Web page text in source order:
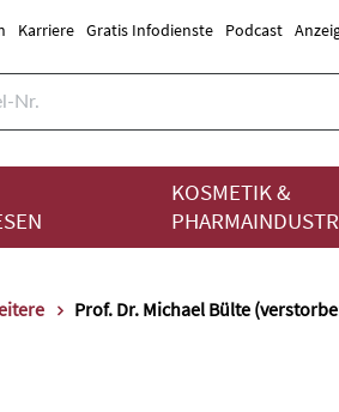
Karriere Gratis Infodienste Podcast
KOSMETIK &
Prof. Dr. Michael Bülte